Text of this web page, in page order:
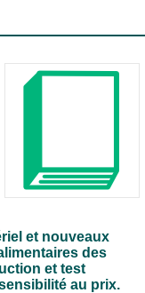
et nouveaux
des
et test
au prix.